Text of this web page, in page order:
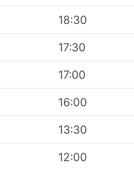
18:30
17:30
17:00
16:00
13:30
12:00